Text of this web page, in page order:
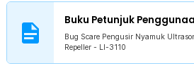
mudah rusak dan dapat Anda gunakan
lama. Alat ini menggunakan EU Plug
rumah Anda tanpa perlu menambah plug
Buku Petunjuk
Bug Scare Pengusir Nyamuk
Repeller - LI-3110